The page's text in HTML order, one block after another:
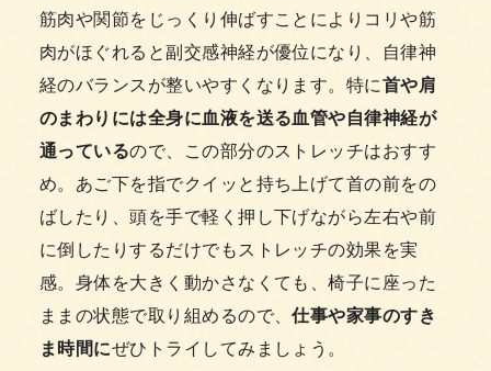
筋肉や関節をじっくり伸ばすことによりコリや筋
肉がほぐれると副交感神経が優位になり、自律神
経のバランスが整いやすくなります。特に首や肩
のまわりには全身に血液を送る血管や自律神経が
通っているので、この部分のストレッチはおすす
め。あご下を指でクイッと持ち上げて首の前をの
ばしたり、頭を手で軽く押し下げながら左右や前
に倒したりするだけでもストレッチの効果を実
感。身体を大きく動かさなくても、椅子に座った
ままの状態で取り組めるので、仕事や家事のすき
ま時間にぜひトライしてみましょう。